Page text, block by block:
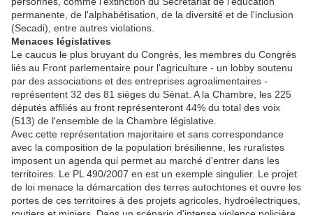
permanente, de l'alphabétisation, de la diversité et de l'inclusion
(Secadi), entre autres violations.
Menaces législatives
Le caucus le plus bruyant du Congrès, les membres du Congrès
liés au Front parlementaire pour l'agriculture - un lobby soutenu
par des associations et des entreprises agroalimentaires -
représentent 32 des 81 sièges du Sénat. A la Chambre, les 225
députés affiliés au front représenteront 44% du total des voix
(513) de l'ensemble de la Chambre législative.
Avec cette représentation majoritaire et sans correspondance
avec la composition de la population brésilienne, les ruralistes
imposent un agenda qui permet au marché d'entrer dans les
territoires. Le PL 490/2007 en est un exemple singulier. Le projet
de loi menace la démarcation des terres autochtones et ouvre les
portes de ces territoires à des projets agricoles, hydroélectriques,